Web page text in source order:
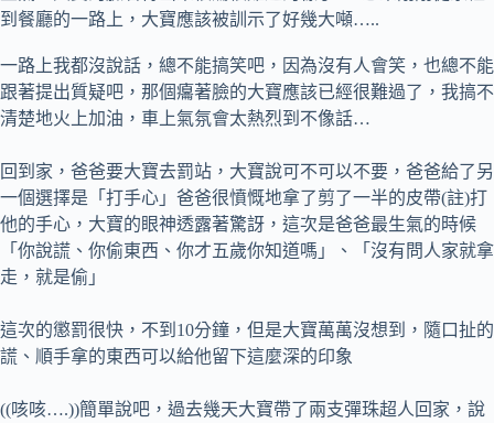
到餐廳的一路上，大寶應該被訓示了好幾大噸…..
一路上我都沒說話，總不能搞笑吧，因為沒有人會笑，也總不能
跟著提出質疑吧，那個癟著臉的大寶應該已經很難過了，我搞不
清楚地火上加油，車上氣氛會太熱烈到不像話…
回到家，爸爸要大寶去罰站，大寶說可不可以不要，爸爸給了另
一個選擇是「打手心」爸爸很憤慨地拿了剪了一半的皮帶(註)打
他的手心，大寶的眼神透露著驚訝，這次是爸爸最生氣的時候
「你說謊、你偷東西、你才五歲你知道嗎」、「沒有問人家就拿
走，就是偷」
這次的懲罰很快，不到10分鐘，但是大寶萬萬沒想到，隨口扯的
謊、順手拿的東西可以給他留下這麼深的印象
((咳咳….))簡單說吧，過去幾天大寶帶了兩支彈珠超人回家，說